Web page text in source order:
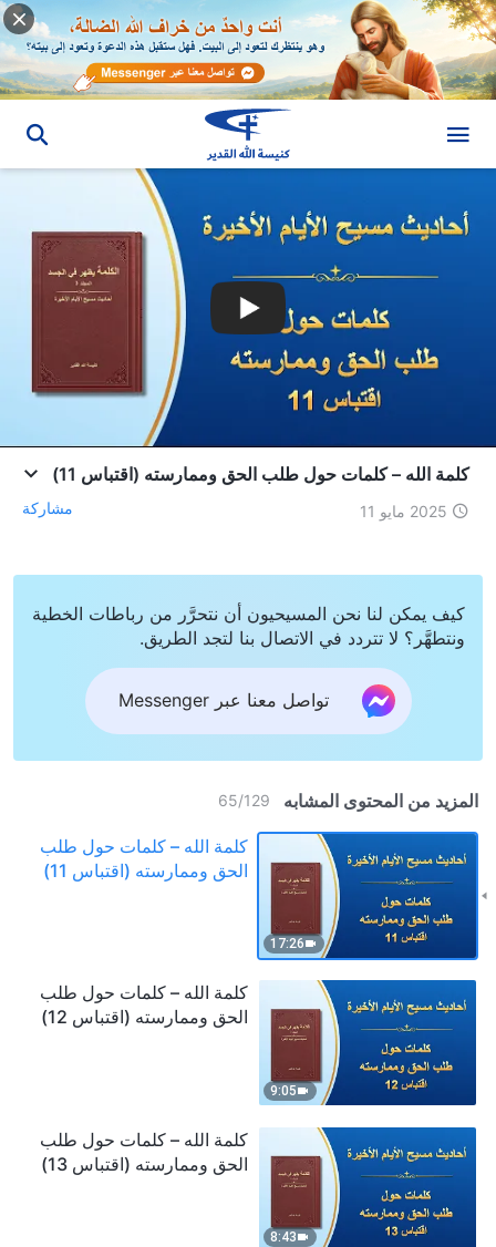
كلمة الله – كلمات حول طلب الحق وممارسته (اقتباس 11)
2025 مايو 11 مشاركة
كيف يمكن لنا نحن المسيحيون أن نتحرَّر من رباطات الخطية
ونتطهَّر؟ لا تتردد في الاتصال بنا لتجد الطريق.
تواصل معنا عبر Messenger
المزيد من المحتوى المشابه 65/129
17:26
كلمة الله – كلمات حول طلب
الحق وممارسته (اقتباس 11)
9:05
كلمة الله – كلمات حول طلب
الحق وممارسته (اقتباس 12)
8:43
كلمة الله – كلمات حول طلب
الحق وممارسته (اقتباس 13)